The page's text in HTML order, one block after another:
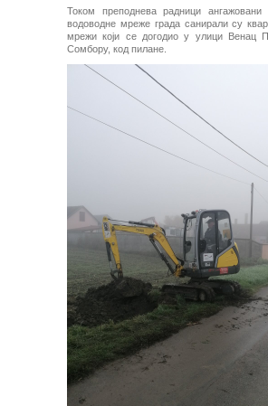
Током преподнева радници
водоводне мреже града санирали су
мрежи који се догодио у улици Венац
Сомбору, код пилане.